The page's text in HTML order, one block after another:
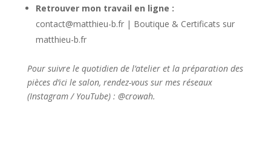
Retrouver mon travail en ligne :
contact@matthieu-b.fr | Boutique & Certificats sur
matthieu-b.fr
Pour suivre le quotidien de l’atelier et la préparation des
pièces d’ici le salon, rendez-vous sur mes réseaux
(Instagram / YouTube) : @crowah.